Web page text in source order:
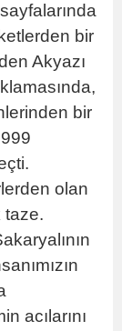
bir
Akyazı
bir
olan
taze.
acılarını